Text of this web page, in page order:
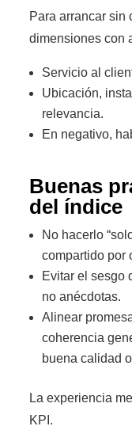
Para arrancar sin
dimensiones con
Servicio al
Ubicación,
relevancia.
En negativo,
Buenas
del índice
No hacerlo
compartido por
Evitar el sesgo
no anécdotas.
Alinear
coherencia
buena calidad
La experiencia
KPI.